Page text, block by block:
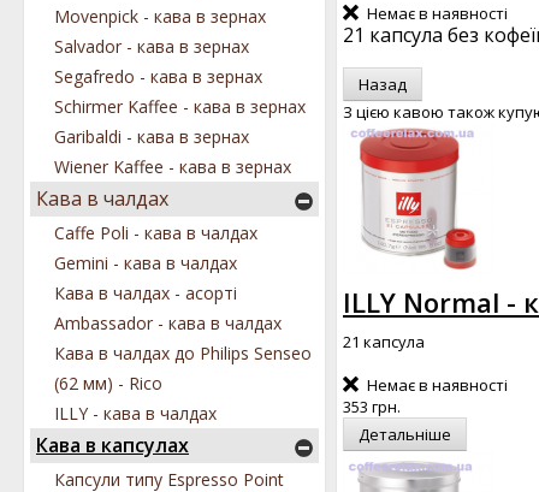
Немає в наявності
21 капсула без
З цією кавою також
ILLY Normal -
21 капсула
Немає в наявності
353 грн.
Детальніше
Movenpick - кава в зернах
Salvador - кава в зернах
Segafredo - кава в зернах
Schirmer Kaffee - кава в зернах
Garibaldi - кава в зернах
Wiener Kaffee - кава в зернах
Кава в чалдах
Caffe Poli - кава в чалдах
Gemini - кава в чалдах
Кава в чалдах - асорті
Ambassador - кава в чалдах
Кава в чалдах до Philips Senseo
(62 мм) - Rico
ILLY - кава в чалдах
Кава в капсулах
Капсули типу Espresso Point